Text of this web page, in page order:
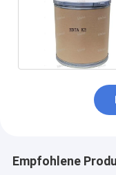
Empfohlene